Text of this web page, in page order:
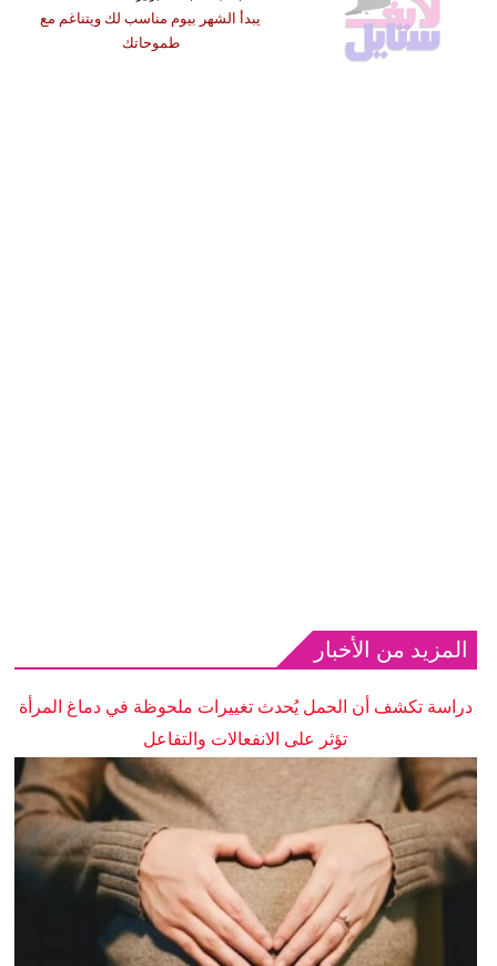
يبدأ الشهر بيوم مناسب لك ويتناغم مع
طموحاتك
المزيد من الأخبار
دراسة تكشف أن الحمل يُحدث تغييرات ملحوظة في دماغ المرأة
تؤثر على الانفعالات والتفاعل